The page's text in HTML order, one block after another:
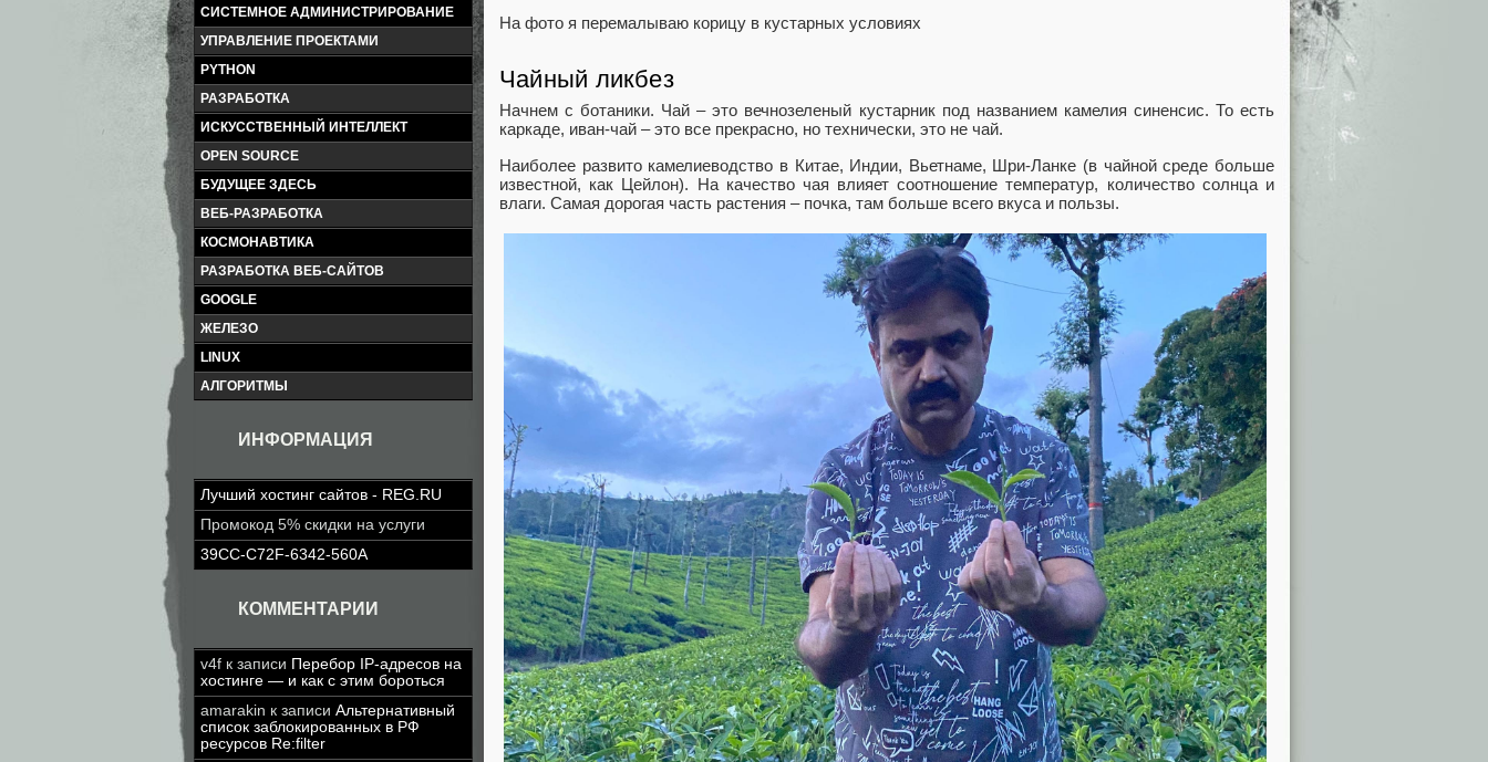
СИСТЕМНОЕ АДМИНИСТРИРОВАНИЕ
УПРАВЛЕНИЕ ПРОЕКТАМИ
PYTHON
РАЗРАБОТКА
ИСКУССТВЕННЫЙ ИНТЕЛЛЕКТ
OPEN SOURCE
БУДУЩЕЕ ЗДЕСЬ
ВЕБ-РАЗРАБОТКА
КОСМОНАВТИКА
РАЗРАБОТКА ВЕБ-САЙТОВ
GOOGLE
ЖЕЛЕЗО
LINUX
АЛГОРИТМЫ
ИНФОРМАЦИЯ
Лучший хостинг сайтов - REG.RU
Промокод 5% скидки на услуги
39CC-C72F-6342-560A
КОММЕНТАРИИ
v4f к записи Перебор IP-адресов на
хостинге — и как с этим бороться
amarakin к записи Альтернативный
список заблокированных в РФ
ресурсов Re:filter
На фото я перемалываю корицу в кустарных условиях
Чайный ликбез
Начнем с ботаники. Чай – это вечнозеленый кустарник под названием камелия синенсис. То есть
каркаде, иван-чай – это все прекрасно, но технически, это не чай.
Наиболее развито камелиеводство в Китае, Индии, Вьетнаме, Шри-Ланке (в чайной среде больше
известной, как Цейлон). На качество чая влияет соотношение температур, количество солнца и
влаги. Самая дорогая часть растения – почка, там больше всего вкуса и пользы.